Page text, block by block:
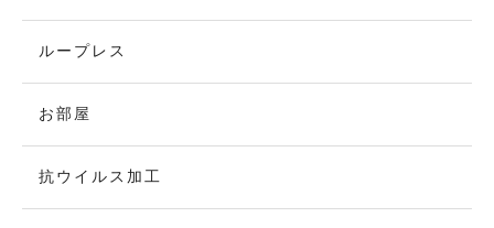
ループレス
お部屋
抗ウイルス加工